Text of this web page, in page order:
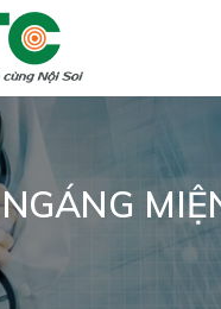
NGÁNG